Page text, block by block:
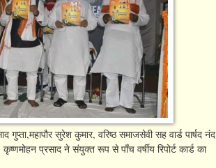
सुरेश कुमार, वरिष्ठ समाजसेवी सह वार्ड पार्षद नंद
प्रसाद ने संयुक्त रूप से पाँच वर्षीय रिपोर्ट कार्ड का